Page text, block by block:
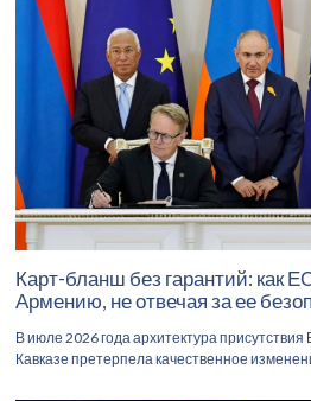
Карт-бланш без гарантий: как
Армению, не отвечая за ее
В июле 2026 года архитектура
Кавказе претерпела качественное